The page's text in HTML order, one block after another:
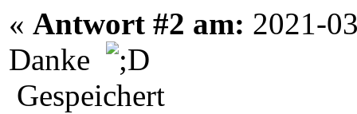
« Antwort #2 am: 2021-
Danke
Gespeichert